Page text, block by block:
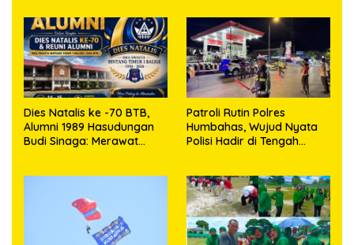
Dies Natalis ke -70 BTB,
Alumni 1989 Hasudungan
Budi Sinaga: Merawat
Patroli Rutin Polres
Humbahas, Wujud Nyata
Polisi Hadir di Tengah